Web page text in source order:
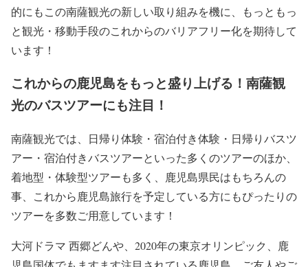
的にもこの南薩観光の新しい取り組みを機に、もっともっ
と観光・移動手段のこれからのバリアフリー化を期待して
います！
これからの鹿児島をもっと盛り上げる！南薩観
光のバスツアーにも注目！
南薩観光では、日帰り体験・宿泊付き体験・日帰りバスツ
アー・宿泊付きバスツアーといった多くのツアーのほか、
着地型・体験型ツアーも多く、鹿児島県民はもちろんの
事、これから鹿児島旅行を予定している方にもぴったりの
ツアーを多数ご用意しています！
大河ドラマ 西郷どんや、2020年の東京オリンピック、鹿